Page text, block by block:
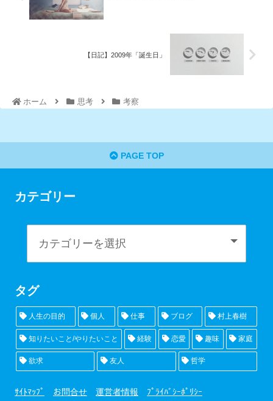
【日記】2009年「誕生日」
ホーム 思考 考察
PAGE TOP
カテゴリー
タグ
人生の目的 個人 仕事 ブログ 村上春樹
知りたいこと/やりたいこと 経験 恋愛 趣味 家庭
欲求 友人 哲学
ｻｲﾄﾏｯﾌﾟ お問合せ 運営者情報 ﾌﾟﾗｲﾊﾞｼｰﾎﾟﾘｼｰ